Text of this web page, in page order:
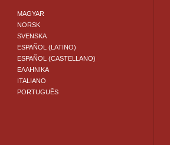
MAGYAR
NORSK
SVENSKA
ESPAÑOL (LATINO)
ESPAÑOL (CASTELLANO)
ΕΛΛΗΝΙΚA
ITALIANO
PORTUGUÊS